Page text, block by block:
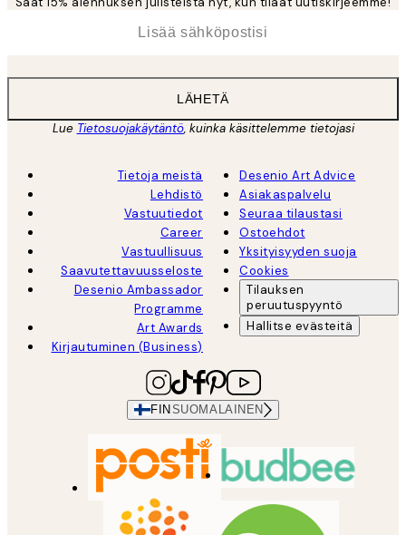
LÄHETÄ
Lue Tietosuojakäytäntö, kuinka käsittelemme tietojasi
Tietoja meistä
Lehdistö
Vastuutiedot
Career
Vastuullisuus
Saavutettavuusseloste
Desenio Ambassador
Programme
Art Awards
Kirjautuminen (Business)
Desenio Art Advice
Asiakaspalvelu
Seuraa tilaustasi
Ostoehdot
Yksityisyyden suoja
Cookies
Tilauksen
peruutuspyyntö
Hallitse evästeitä
FIN SUOMALAINEN